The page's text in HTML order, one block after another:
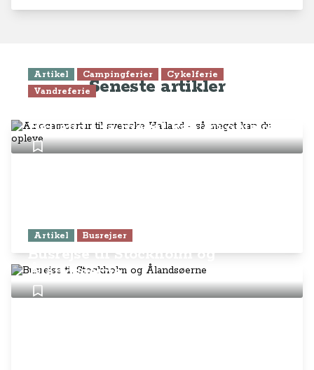
Seneste artikler
Artikel Campingferier
Cykelferie
Vandreferie
Halland - så meget kan du opleve
Artikel Busrejser
Busrejse til Stockholm og
Ålandsøerne